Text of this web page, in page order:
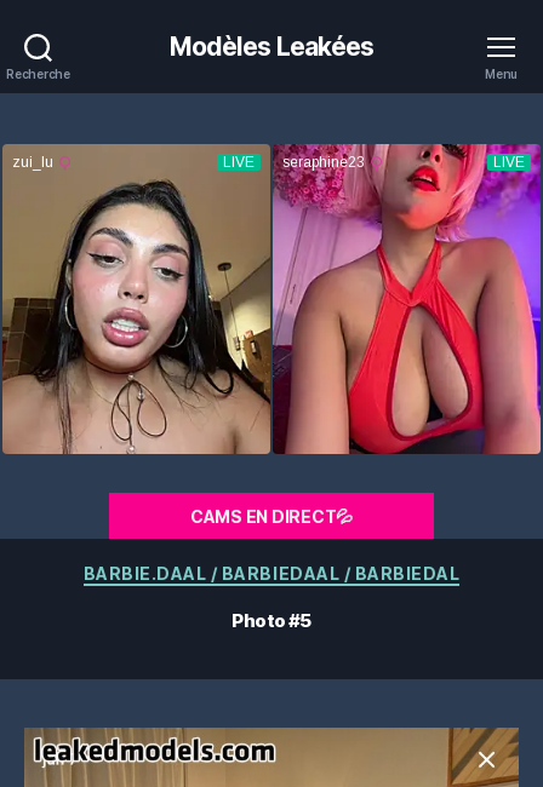
Recherche
Modèles Leakées
Menu
CAMS EN DIRECT💦
Catégories
BARBIE.DAAL / BARBIEDAAL / BARBIEDAL
Photo #5